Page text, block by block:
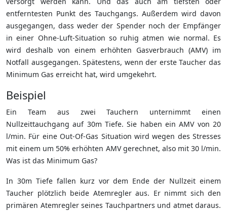
entferntesten Punkt des Tauchgangs. Außerdem wird davon
ausgegangen, dass weder der Spender noch der Empfänger
in einer Ohne-Luft-Situation so ruhig atmen wie normal. Es
wird deshalb von einem erhöhten Gasverbrauch (AMV) im
Notfall ausgegangen. Spätestens, wenn der erste Taucher das
Minimum Gas erreicht hat, wird umgekehrt.
Beispiel
Ein Team aus zwei Tauchern unternimmt einen
Nullzeittauchgang auf 30m Tiefe. Sie haben ein AMV von 20
l/min. Für eine Out-Of-Gas Situation wird wegen des Stresses
mit einem um 50% erhöhten AMV gerechnet, also mit 30 l/min.
Was ist das Minimum Gas?
In 30m Tiefe fallen kurz vor dem Ende der Nullzeit einem
Taucher plötzlich beide Atemregler aus. Er nimmt sich den
primären Atemregler seines Tauchpartners und atmet daraus.